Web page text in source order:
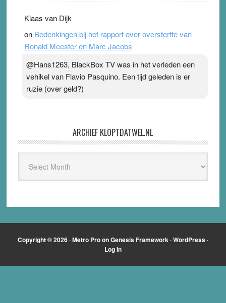
Klaas van Dijk
on Bedenkingen bij het rapport over oversterfte van
Ronald Meester en Marc Jacobs
@Hans1263, BlackBox TV was in het verleden een
vehikel van Flavio Pasquino. Een tijd geleden is er
ruzie (over geld?)
ARCHIEF KLOPTDATWEL.NL
Kloptdatwel.nl
Copyright © 2026 ·Metro ProonGenesis Framework ·WordPress ·
Log in